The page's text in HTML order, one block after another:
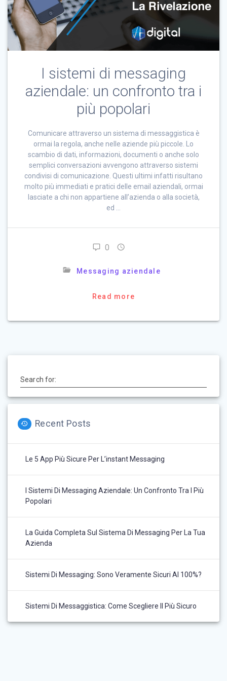
I sistemi di messaging
aziendale: un confronto tra i
più popolari
Comunicare attraverso un sistema di messaggistica è
ormai la regola, anche nelle aziende più piccole. Lo
scambio di dati, informazioni, documenti o anche solo
semplici conversazioni avvengono attraverso sistemi
condivisi di comunicazione. Questi ultimi infatti risultano
molto più immediati e pratici delle email aziendali, ormai
lasciate a chi non appartiene all’azienda o alla società,
ed …
0
Messaging aziendale
Read more
Search for:
Recent Posts
Le 5 App Più Sicure Per L’instant Messaging
I Sistemi Di Messaging Aziendale: Un Confronto Tra I Più
Popolari
La Guida Completa Sul Sistema Di Messaging Per La Tua
Azienda
Sistemi Di Messaging: Sono Veramente Sicuri Al 100%?
Sistemi Di Messaggistica: Come Scegliere Il Più Sicuro